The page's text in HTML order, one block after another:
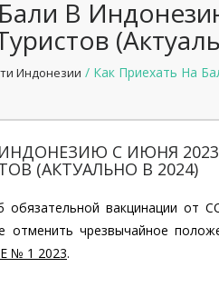
В
Индонезии / Как Приехать На
ИНДОНЕЗИЮ С ИЮНЯ
(АКТУАЛЬНО В 2024)
вакцинации от
отменить чрезвычайное
№ 1 2023.